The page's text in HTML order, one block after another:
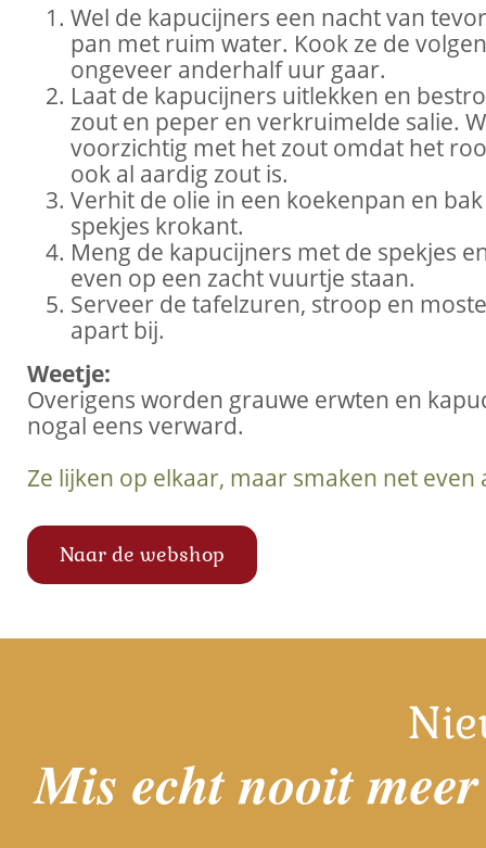
Wel de kapucijners een nacht van
pan met ruim water. Kook ze de
ongeveer anderhalf uur gaar.
Laat de kapucijners uitlekken en
zout en peper en verkruimelde salie.
voorzichtig met het zout omdat het
ook al aardig zout is.
Verhit de olie in een koekenpan en
spekjes krokant.
Meng de kapucijners met de spekjes
even op een zacht vuurtje staan.
Serveer de tafelzuren, stroop en
apart bij.
Weetje:
Overigens worden grauwe erwten en
nogal eens verward.
Ze lijken op elkaar, maar smaken net
Naar de webshop
Mis echt nooit